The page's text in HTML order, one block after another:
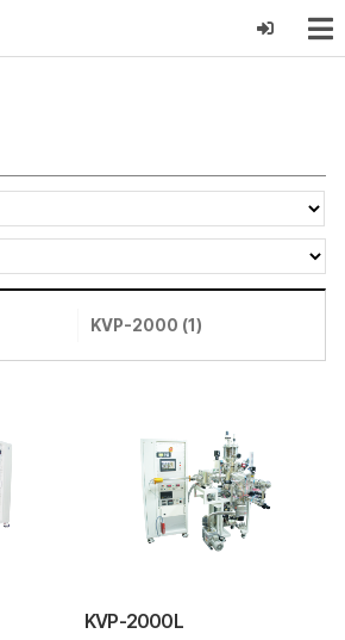
KVP-2000 (1)
KVP-2000L